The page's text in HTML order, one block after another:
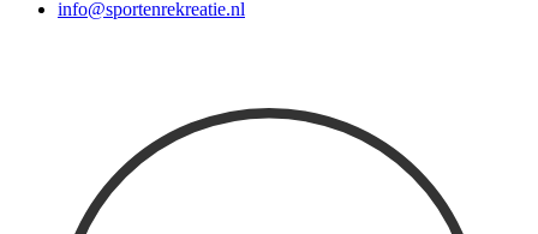
info@sportenrekreatie.nl